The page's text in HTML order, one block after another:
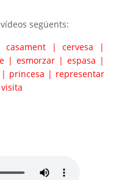
següents:
casament |cervesa
|
| esmorzar | espasa |
| princesa | representar
visita